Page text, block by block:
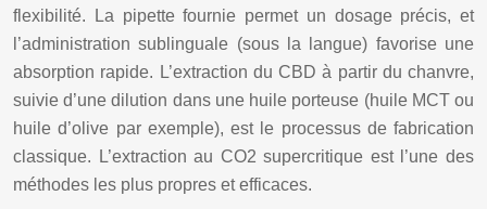
flexibilité. La pipette fournie permet un dosage précis, et
l’administration sublinguale (sous la langue) favorise une
absorption rapide. L’extraction du CBD à partir du chanvre,
suivie d’une dilution dans une huile porteuse (huile MCT ou
huile d’olive par exemple), est le processus de fabrication
classique. L’extraction au CO2 supercritique est l’une des
méthodes les plus propres et efficaces.